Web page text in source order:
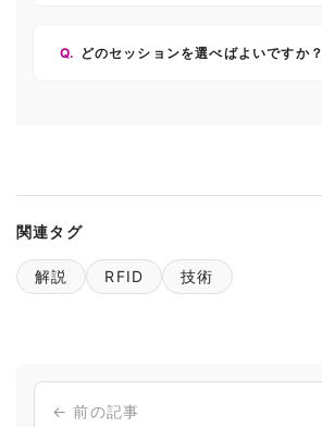
どのセッションを選べばよいですか？
関連タグ
解説 RFID 技術
← 前の記事